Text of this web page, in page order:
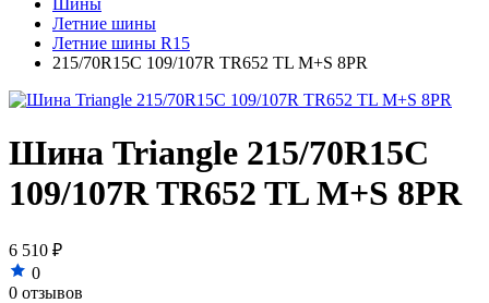
Шины
Летние шины
Летние шины R15
215/70R15C 109/107R TR652 TL M+S 8PR
Шина Triangle 215/70R15C
109/107R TR652 TL M+S 8PR
6 510 ₽
0
0 отзывов